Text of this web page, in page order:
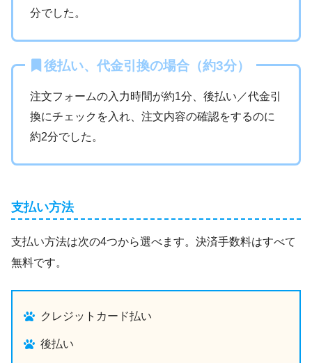
分でした。
後払い、代金引換の場合（約3分）
注文フォームの入力時間が約1分、後払い／代金引
換にチェックを入れ、注文内容の確認をするのに
約2分でした。
支払い方法
支払い方法は次の4つから選べます。決済手数料はすべて
無料です。
クレジットカード払い
後払い